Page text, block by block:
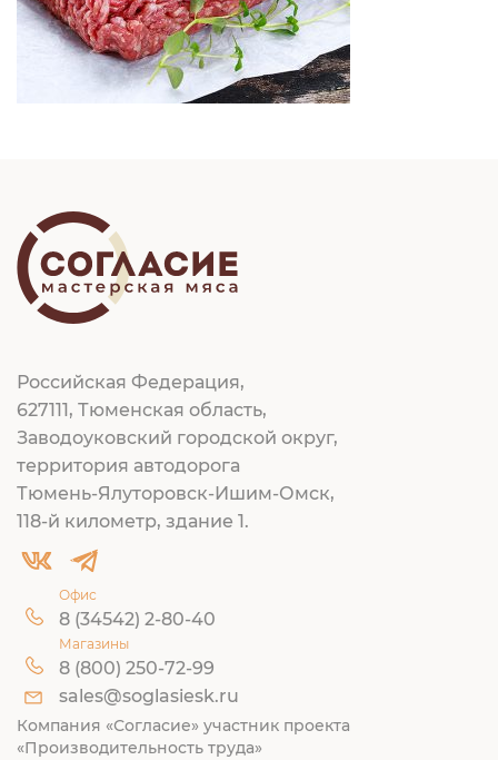
Российская Федерация,
627111, Тюменская область,
Заводоуковский городской округ,
территория автодорога
Тюмень-Ялуторовск-Ишим-Омск,
118-й километр, здание 1.
Офис
8 (34542) 2-80-40
Магазины
8 (800) 250-72-99
sales@soglasiesk.ru
Компания «Согласие» участник проекта
«Производительность труда»